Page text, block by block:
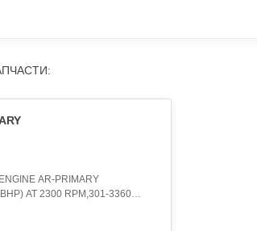
AR-PRIMARY
AT 2300 RPM,301-3360